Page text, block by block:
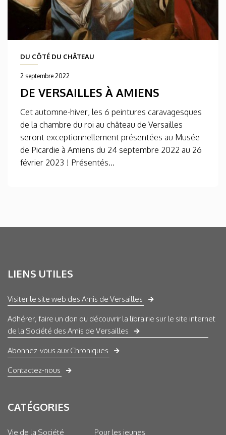
DU CÔTÉ DU CHÂTEAU
2 septembre 2022
DE VERSAILLES À AMIENS
Cet automne-hiver, les 6 peintures caravagesques
de la chambre du roi au château de Versailles
seront exceptionnellement présentées au Musée
de Picardie à Amiens du 24 septembre 2022 au 26
février 2023 ! Présentés...
LIENS UTILES
Visiter le site web des Amis de Versailles
Adhérer, faire un don ou découvrir la librairie sur le site internet
de la Société des Amis de Versailles
Abonnez-vous aux Chroniques
Contactez-nous
CATÉGORIES
Vie de la Société Pour les jeunes